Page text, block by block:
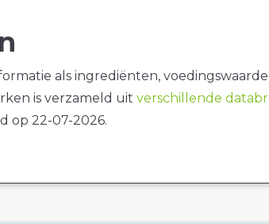
als ingrediënten,
is verzameld uit verschillende
op 22-07-2026.